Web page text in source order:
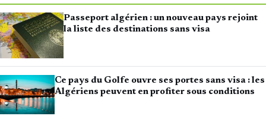
Passeport algérien : un nouveau pays rejoint
la liste des destinations sans visa
Ce pays du Golfe ouvre ses portes sans visa : les
Algériens peuvent en profiter sous conditions